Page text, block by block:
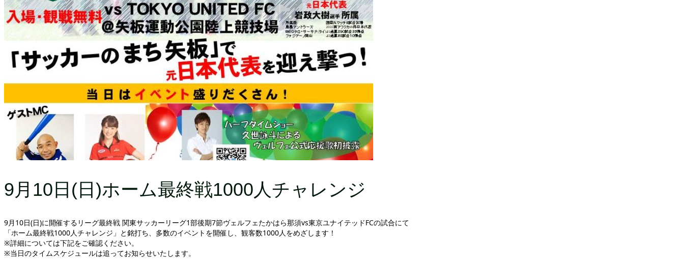
9月10日(日)ホーム最終戦1000人チャレンジ
9月10日(日)に開催するリーグ最終戦 関東サッカーリーグ1部後期7節ヴェルフェたかはら那須vs東京ユナイテッドFCの試合にて
「ホーム最終戦1000人チャレンジ」と銘打ち、多数のイベントを開催し、観客数1000人をめざします！
※詳細については下記をご確認ください。
※当日のタイムスケジュールは追ってお知らせいたします。